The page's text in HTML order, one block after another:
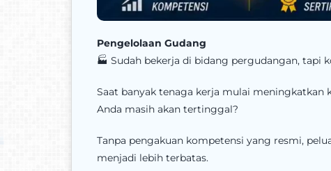
Pengelolaan Gudang
🏭 Sudah bekerja di bidang pergudangan, tapi
Saat banyak tenaga kerja mulai meningkatkan
Anda masih akan tertinggal?
Tanpa pengakuan kompetensi yang resmi,
menjadi lebih terbatas.